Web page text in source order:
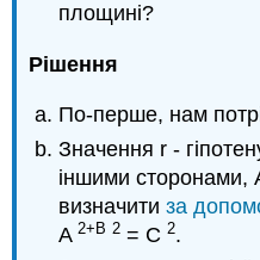
площині?
Рішення
По-перше, нам
Значення r -
іншими сторонами,
визначитиза
A2+B 2 = C2.